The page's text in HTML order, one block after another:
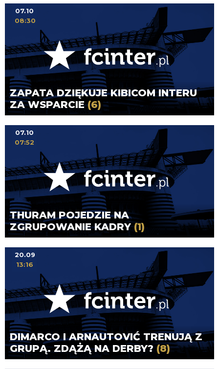
ZAPATA DZIĘKUJE KIBICOM INTERU
ZA WSPARCIE(6)
07.10
08:30
THURAM POJEDZIE NA
ZGRUPOWANIE KADRY(1)
07.10
07:52
DIMARCO I ARNAUTOVIĆ TRENUJĄ Z
GRUPĄ. ZDĄŻĄ NA DERBY? (8)
20.09
13:16